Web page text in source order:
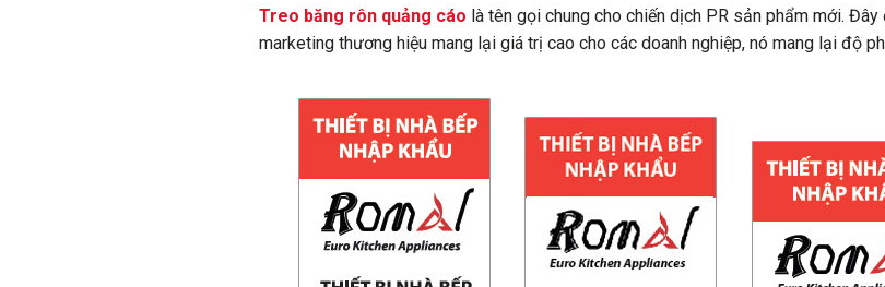
Treo băng rôn quảng cáo là tên gọi chung cho chiến dịch PR sản phẩm mới.
marketing thương hiệu mang lại giá trị cao cho các doanh nghiệp, nó mang lại độ